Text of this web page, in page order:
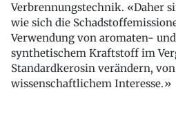
Verbrennungstechnik. «Daher
wie sich die
Verwendung von aromaten-
synthetischem Kraftstoff im
Standardkerosin verändern,
wissenschaftlichem Interesse.»